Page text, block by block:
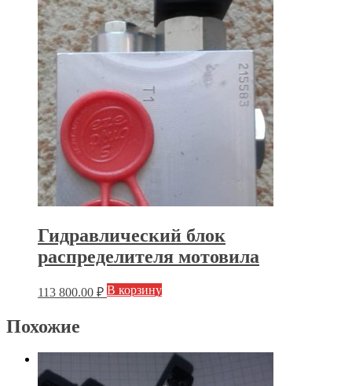
Гидравлический блок
распределителя мотовила
113 800.00 ₽ В корзину
Похожие